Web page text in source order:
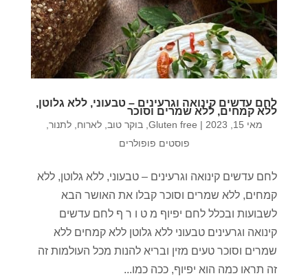
לחם עדשים קינואה וגרעינים – טבעוני, ללא גלוטן,
ללא קמחים, ללא שמרים וסוכר
מאי 15, 2023 |
Gluten free בוקר טוב ,לארוח ,לתנור
פוסטים פופולרים
לחם עדשים קינואה וגרעינים – טבעוני, ללא גלוטן, ללא
קמחים, ללא שמרים וסוכר קבלו את האושר הבא
לשבועות ובכלל לחם יפיוף מ ט ו ר ף לחם עדשים
קינואה וגרעינים טבעוני ללא גלוטן ללא קמחים ללא
שמרים וסוכר טעים מזין ובריא להנות מכל העולמות זה
זה תראו כמה הוא יפיוף, ככה כמו...